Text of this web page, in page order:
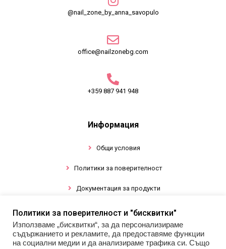
@nail_zone_by_anna_savopulo
office@nailzonebg.com
+359 887 941 948
Информация
Общи условия
Политики за поверителност
Документация за продукти
Промоции
Гел лак
Политики за поверителност и "бисквитки"
Използваме „бисквитки“, за да персонализираме
съдържанието и рекламите, да предоставяме функции
на социални медии и да анализираме трафика си. Също